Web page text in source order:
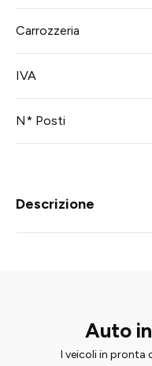
Carrozzeria
IVA
N* Posti
Descrizione
Auto
I veicoli in pronta